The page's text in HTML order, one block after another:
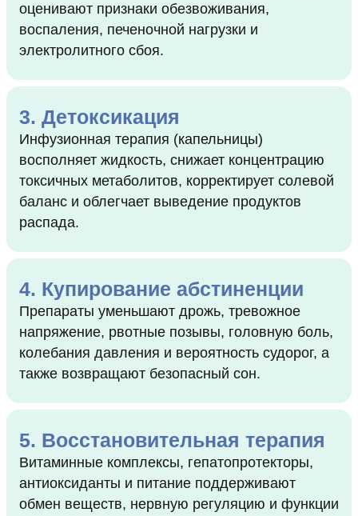
оценивают признаки обезвоживания,
воспаления, печеночной нагрузки и
электролитного сбоя.
3. Детоксикация
Инфузионная терапия (капельницы)
восполняет жидкость, снижает концентрацию
токсичных метаболитов, корректирует солевой
баланс и облегчает выведение продуктов
распада.
4. Купирование абстиненции
Препараты уменьшают дрожь, тревожное
напряжение, рвотные позывы, головную боль,
колебания давления и вероятность судорог, а
также возвращают безопасный сон.
5. Восстановительная терапия
Витаминные комплексы, гепатопротекторы,
антиоксиданты и питание поддерживают
обмен веществ, нервную регуляцию и функции